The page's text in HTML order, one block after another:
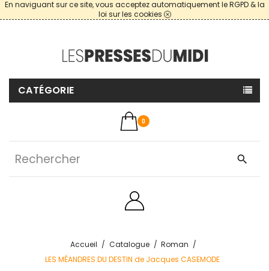
En naviguant sur ce site, vous acceptez automatiquement le RGPD & la
loi sur les cookies
CATÉGORIE
0
search
Accueil Catalogue
Roman
LES MÉANDRES DU DESTIN de Jacques CASEMODE